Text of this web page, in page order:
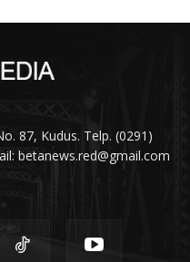
87, Kudus. Telp. (0291)
betanews.red@gmail.com